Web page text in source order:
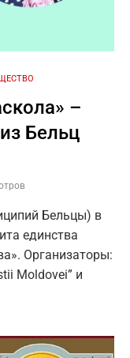
–
Бельц
Бельцы) в
единства
Организаторы:
Moldovei” и